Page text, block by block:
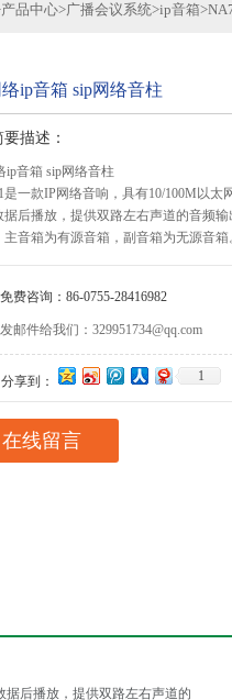
产品中心>广播会议系统>ip音箱>
ip音箱 sip网络音柱
要描述：
ip音箱 sip网络音柱
是一款IP网络音响，具有10/100M以太
据后播放，提供双路左右声道的音频
主音箱为有源音箱，副音箱为无源音箱
免费咨询：86-0755-28416982
发邮件给我们：329951734@qq.com
分享到： 1
在线留言
后播放，提供双路左右声道的